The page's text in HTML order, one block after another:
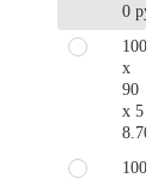
0 руб.
100
x
90
x 5
100